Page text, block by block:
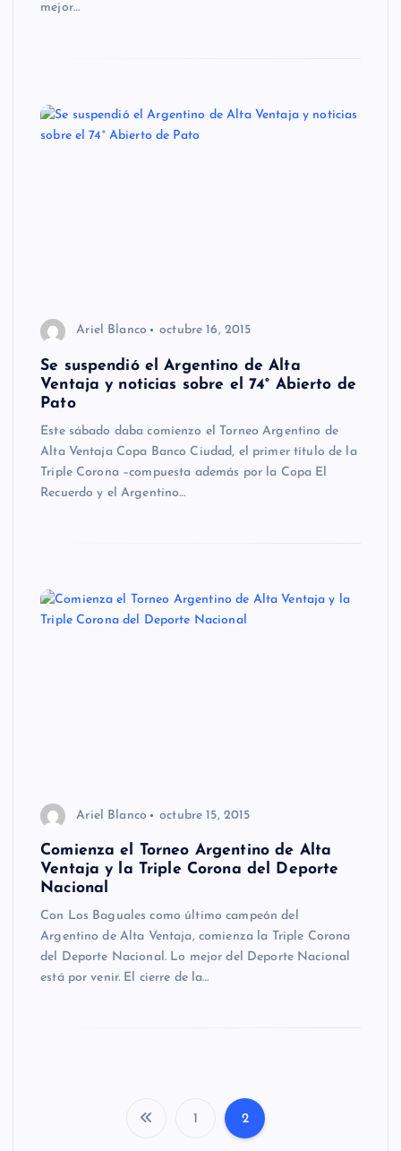
mejor…
Ariel Blanco octubre 16, 2015
Se suspendió el Argentino de Alta
Ventaja y noticias sobre el 74° Abierto de
Pato
Este sábado daba comienzo el Torneo Argentino de
Alta Ventaja Copa Banco Ciudad, el primer título de la
Triple Corona –compuesta además por la Copa El
Recuerdo y el Argentino…
Ariel Blanco octubre 15, 2015
Comienza el Torneo Argentino de Alta
Ventaja y la Triple Corona del Deporte
Nacional
Con Los Baguales como último campeón del
Argentino de Alta Ventaja, comienza la Triple Corona
del Deporte Nacional. Lo mejor del Deporte Nacional
está por venir. El cierre de la…
1 2